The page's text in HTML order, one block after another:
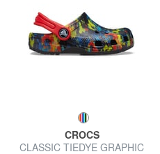
CROCS
CLASSIC TIEDYE GRAPHIC